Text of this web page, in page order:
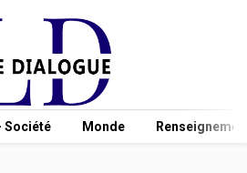
Société Monde